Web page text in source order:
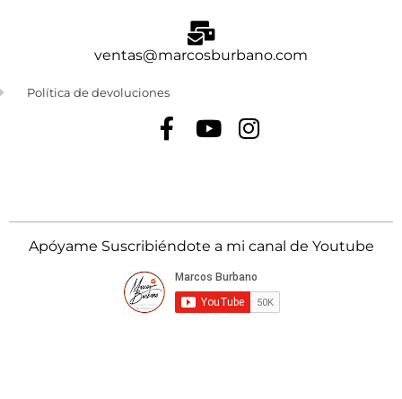
ventas@marcosburbano.com
Política de devoluciones
Apóyame Suscribiéndote a mi canal de Youtube